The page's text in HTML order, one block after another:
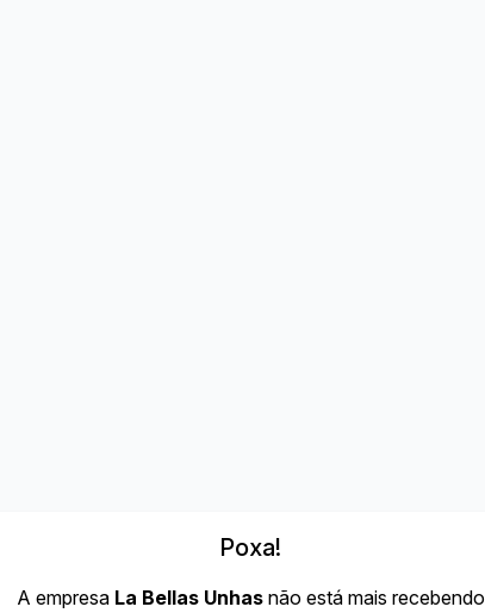
Poxa!
A empresa La Bellas Unhasnão está mais recebendo